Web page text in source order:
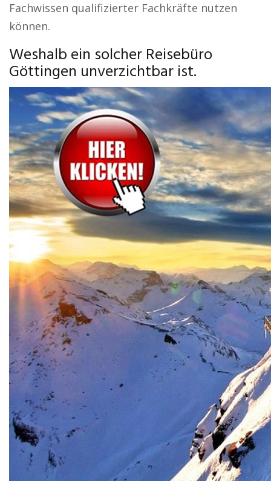
Fachwissen qualifizierter Fachkräfte nutzen
können.
Weshalb ein solcher Reisebüro
Göttingen unverzichtbar ist.